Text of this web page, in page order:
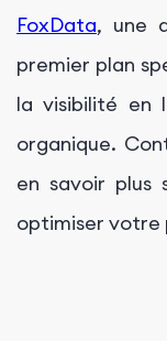
FoxData, une
premier plan
la visibilité en
organique.
en savoir plus
optimiser votre